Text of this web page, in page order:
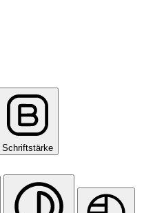
Schriftstärke